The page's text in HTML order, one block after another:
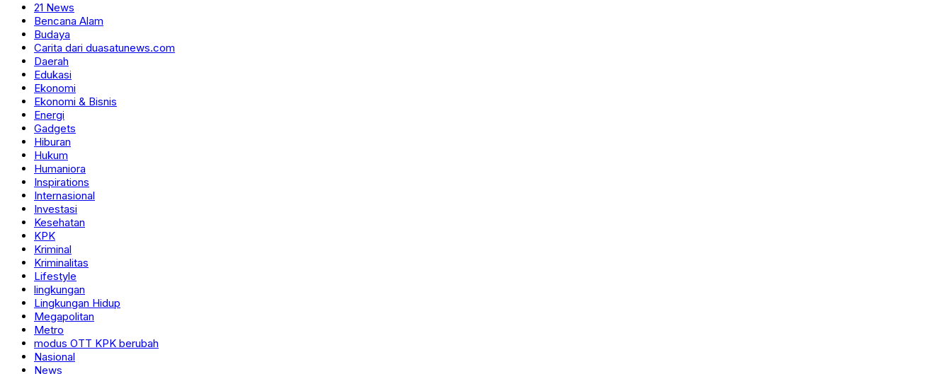
21 News
Bencana Alam
Budaya
Carita dari duasatunews.com
Daerah
Edukasi
Ekonomi
Ekonomi & Bisnis
Energi
Gadgets
Hiburan
Hukum
Humaniora
Inspirations
Internasional
Investasi
Kesehatan
KPK
Kriminal
Kriminalitas
Lifestyle
lingkungan
Lingkungan Hidup
Megapolitan
Metro
modus OTT KPK berubah
Nasional
News